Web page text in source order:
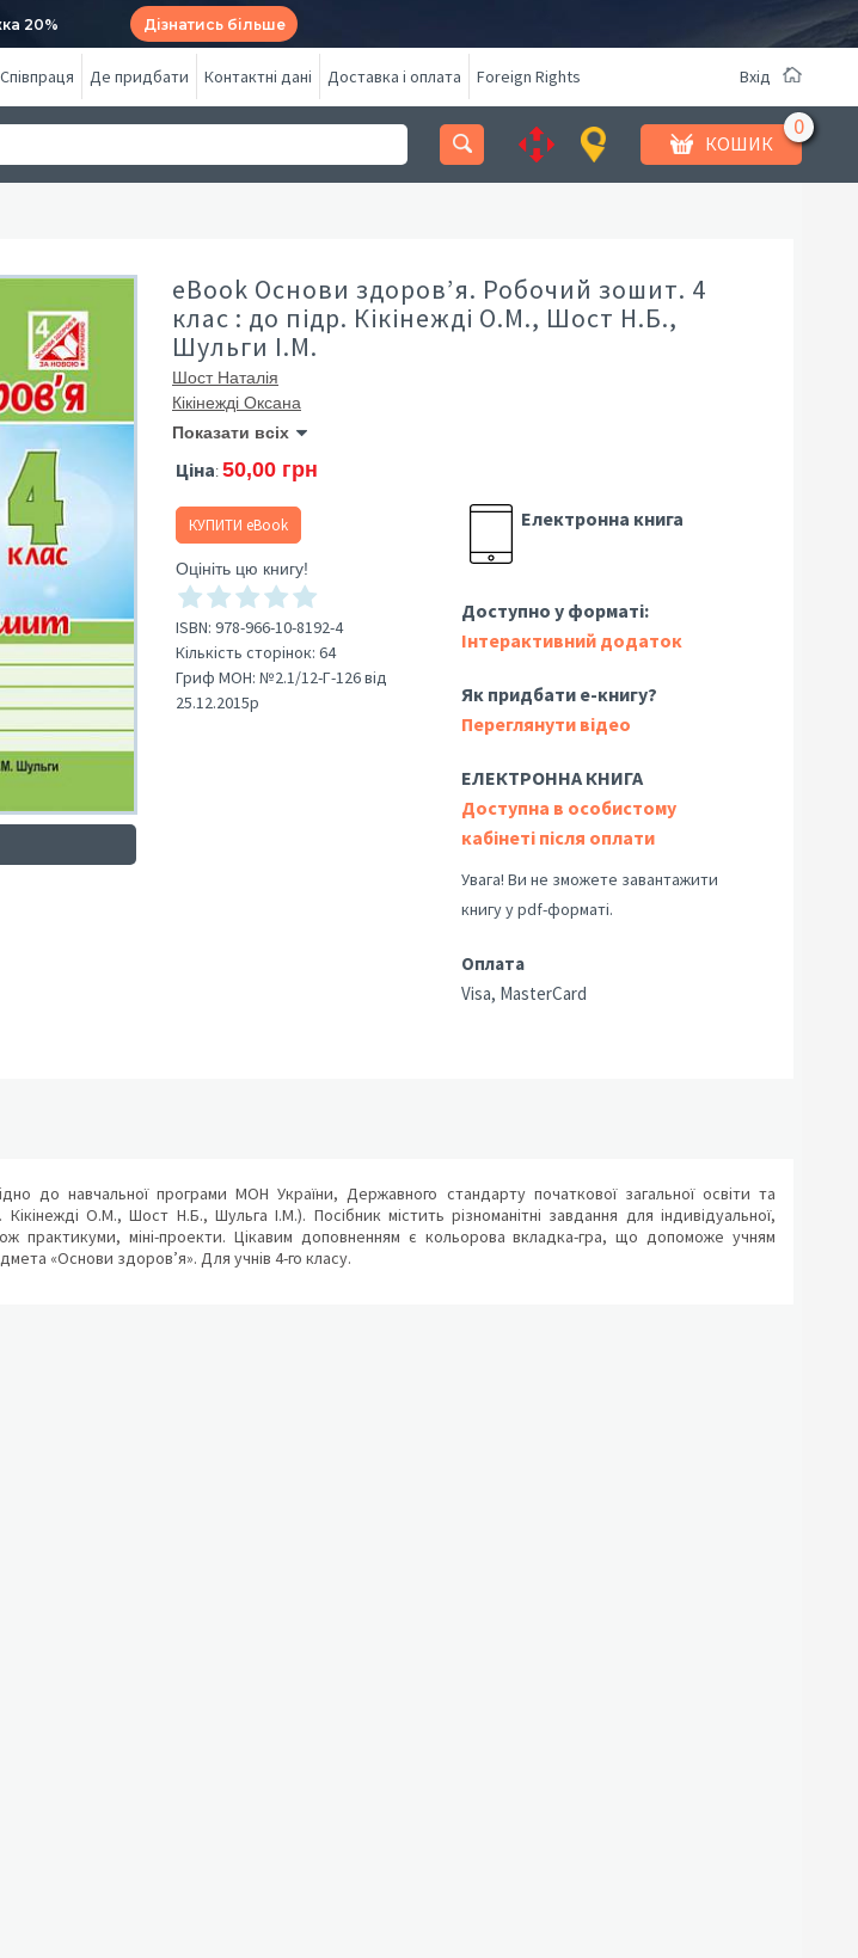
20% Дізнатись більше
Співпраця Де придбати Контактні дані Доставка і оплата Foreign Rights Вхід
КОШИК
eBook Основи здоров’я. Робочий зошит. 4
клас : до підр. Кікінежді О.М., Шост Н.Б.,
Шульги І.М.
Шост Наталія
Кікінежді Оксана
Показати всіх
Ціна: 50,00 грн
КУПИТИ eBook
Оцініть цю книгу!
ISBN: 978-966-10-8192-4
Кількість сторінок: 64
Гриф МОН: №2.1/12-Г-126 від
25.12.2015р
Електронна книга
Доступно у форматі:
Інтерактивний додаток
Як придбати е-книгу?
Переглянути відео
ЕЛЕКТРОННА КНИГА
Доступна в особистому
кабінеті після оплати
Увага! Ви не зможете завантажити
книгу у pdf-форматі.
Оплата
Visa, MasterCard
до навчальної програми МОН України, Державного стандарту початкової загальної освіти та
О.М., Шост Н.Б., Шульга І.М.). Посібник містить різноманітні завдання для індивідуальної,
практикуми, міні-проекти. Цікавим доповненням є кольорова вкладка-гра, що допоможе учням
«Основи здоров’я». Для учнів 4-го класу.